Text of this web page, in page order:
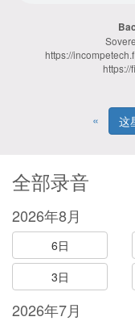
https://
https://
«
这
全部录音
2026年8月
6日
3日
2026年7月